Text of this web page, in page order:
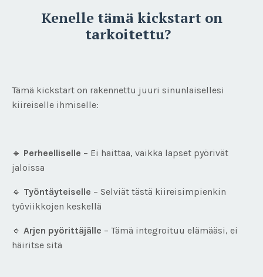
Kenelle tämä kickstart on
tarkoitettu?
Tämä kickstart on rakennettu juuri sinunlaisellesi
kiireiselle ihmiselle:
🔹 Perheelliselle – Ei haittaa, vaikka lapset pyörivät
jaloissa
🔹 Työntäyteiselle – Selviät tästä kiireisimpienkin
työviikkojen keskellä
🔹 Arjen pyörittäjälle – Tämä integroituu elämääsi, ei
häiritse sitä